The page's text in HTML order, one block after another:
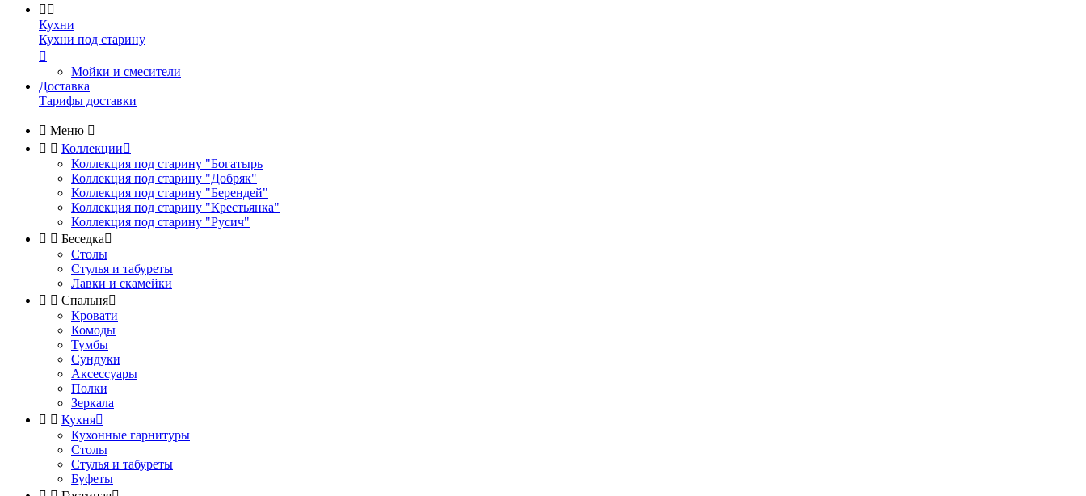
 
Кухни
Кухни под старину

Мойки и смесители
Доставка
Тарифы доставки
 Меню 
  Коллекции
Коллекция под старину "Богатырь
Коллекция под старину "Добряк"
Коллекция под старину "Берендей"
Коллекция под старину "Крестьянка"
Коллекция под старину "Русич"
  Беседка
Столы
Стулья и табуреты
Лавки и скамейки
  Спальня
Кровати
Комоды
Тумбы
Сундуки
Аксессуары
Полки
Зеркала
  Кухня
Кухонные гарнитуры
Столы
Стулья и табуреты
Буфеты